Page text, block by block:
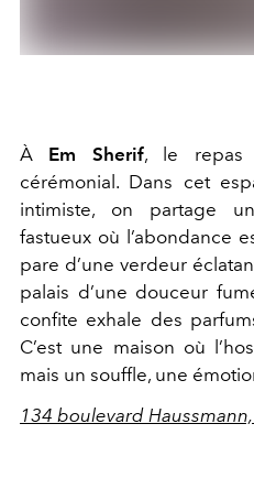
À Em Sherif, le repas
cérémonial. Dans cet
intimiste, on partage
fastueux où l’abondance
pare d’une verdeur
palais d’une douceur
confite exhale des
C’est une maison où
mais un souffle, une
134 boulevard Haussmann,